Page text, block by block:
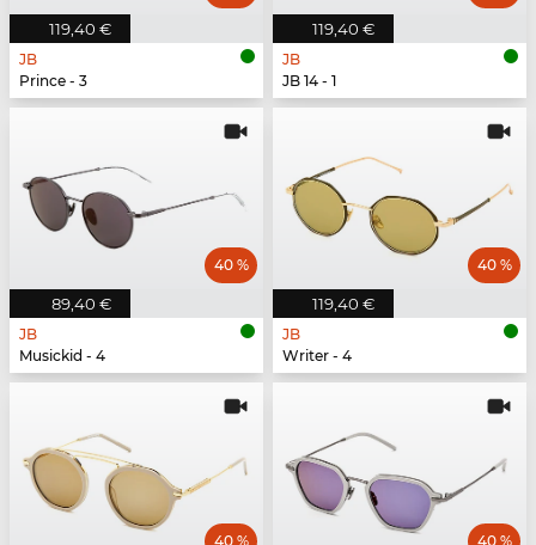
119,40 €
JB
Prince - 3
119,40 €
JB
JB 14 - 1
89,40 €
40 %
JB
Musickid - 4
119,40 €
40 %
JB
Writer - 4
40 % 40 %